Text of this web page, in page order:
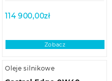
114 900,00zł
Zobacz
Oleje silnikowe